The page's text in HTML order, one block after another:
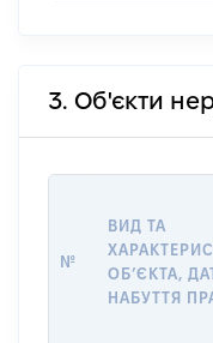
3. Об'єкти
№
ВИД ТА
ОБʼЄКТА,
НАБУТТЯ